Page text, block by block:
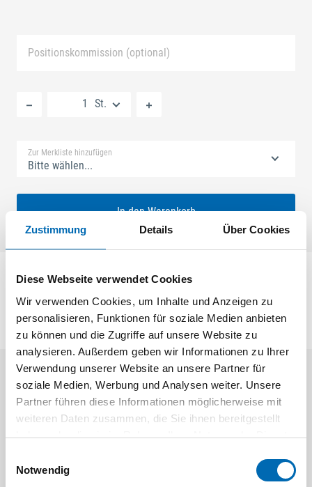
Zustimmung Details Über Cookies
Diese Webseite verwendet Cookies
Wir verwenden Cookies, um Inhalte und Anzeigen zu
personalisieren, Funktionen für soziale Medien anbieten
zu können und die Zugriffe auf unsere Website zu
analysieren. Außerdem geben wir Informationen zu Ihrer
Verwendung unserer Website an unsere Partner für
soziale Medien, Werbung und Analysen weiter. Unsere
Partner führen diese Informationen möglicherweise mit
weiteren Daten zusammen, die Sie ihnen bereitgestellt
haben oder die sie im Rahmen Ihrer Nutzung der Dienste
Notwendig
Positionskommission (optional)
St.
Zur Merkliste hinzufügen
Bitte wählen...
In den Warenkorb
Winkelschließblech
Aktuelle Angebote